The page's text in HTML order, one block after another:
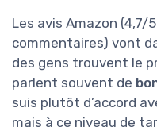
Les avis Amazon (4,7/
commentaires) vont
des gens trouvent le
parlent souvent de
suis plutôt d’accord
mais à ce niveau de